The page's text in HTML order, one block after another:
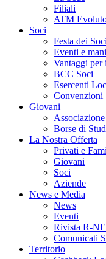
Filiali
ATM
Soci
Festa dei Soci
Eventi e
Vantaggi per
BCC Soci
Esercenti
Convenzioni
Giovani
Borse di
La Nostra Offerta
Privati e
Giovani
Soci
Aziende
News e Media
News
Eventi
Rivista R-
Comunicati
Territorio